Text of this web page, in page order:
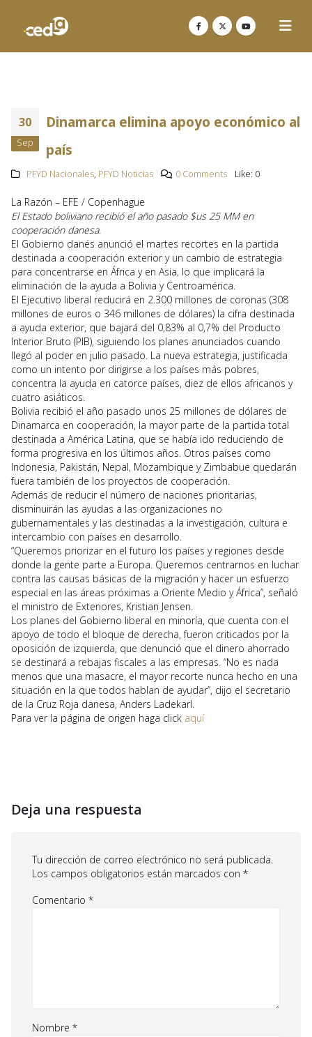
30
Sep
Dinamarca elimina apoyo económico al
país
PFYD Nacionales, PFYD Noticias 0 Comments Like: 0
La Razón – EFE / Copenhague
El Estado boliviano recibió el año pasado $us 25 MM en
cooperación danesa.
El Gobierno danés anunció el martes recortes en la partida
destinada a cooperación exterior y un cambio de estrategia
para concentrarse en África y en Asia, lo que implicará la
eliminación de la ayuda a Bolivia y Centroamérica.
El Ejecutivo liberal reducirá en 2.300 millones de coronas (308
millones de euros o 346 millones de dólares) la cifra destinada
a ayuda exterior, que bajará del 0,83% al 0,7% del Producto
Interior Bruto (PIB), siguiendo los planes anunciados cuando
llegó al poder en julio pasado. La nueva estrategia, justificada
como un intento por dirigirse a los países más pobres,
concentra la ayuda en catorce países, diez de ellos africanos y
cuatro asiáticos.
Bolivia recibió el año pasado unos 25 millones de dólares de
Dinamarca en cooperación, la mayor parte de la partida total
destinada a América Latina, que se había ido reduciendo de
forma progresiva en los últimos años. Otros países como
Indonesia, Pakistán, Nepal, Mozambique y Zimbabue quedarán
fuera también de los proyectos de cooperación.
Además de reducir el número de naciones prioritarias,
disminuirán las ayudas a las organizaciones no
gubernamentales y las destinadas a la investigación, cultura e
intercambio con países en desarrollo.
“Queremos priorizar en el futuro los países y regiones desde
donde la gente parte a Europa. Queremos centrarnos en luchar
contra las causas básicas de la migración y hacer un esfuerzo
especial en las áreas próximas a Oriente Medio y África”, señaló
el ministro de Exteriores, Kristian Jensen.
Los planes del Gobierno liberal en minoría, que cuenta con el
apoyo de todo el bloque de derecha, fueron criticados por la
oposición de izquierda, que denunció que el dinero ahorrado
se destinará a rebajas fiscales a las empresas. “No es nada
menos que una masacre, el mayor recorte nunca hecho en una
situación en la que todos hablan de ayudar”, dijo el secretario
de la Cruz Roja danesa, Anders Ladekarl.
Para ver la página de origen haga click aquí
Deja una respuesta
Tu dirección de correo electrónico no será publicada.
Los campos obligatorios están marcados con *
Comentario *
Nombre *